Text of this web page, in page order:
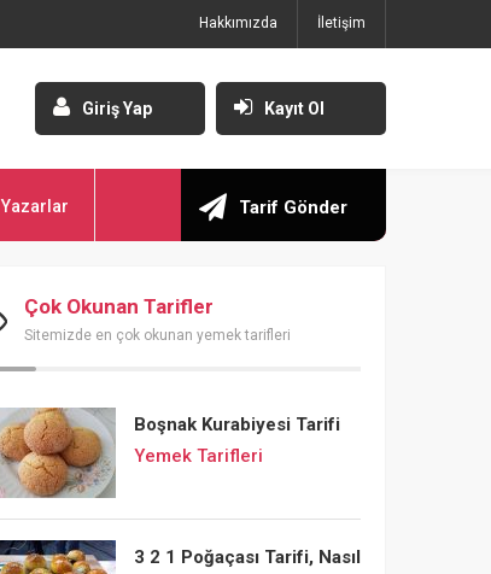
Hakkımızda İletişim
Giriş Yap Kayıt Ol
Yazarlar Tarif Gönder
Çok Okunan Tarifler
Sitemizde en çok okunan yemek tarifleri
Boşnak Kurabiyesi Tarifi
Yemek Tarifleri
3 2 1 Poğaçası Tarifi, Nasıl